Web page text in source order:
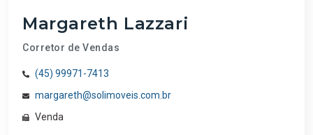
Margareth Lazzari
Corretor de Vendas
(45) 99971-7413
margareth@solimoveis.com.br
Venda